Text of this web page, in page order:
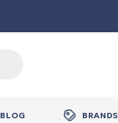
BLOG BRANDS